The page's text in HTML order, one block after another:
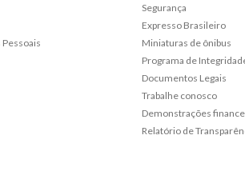
Segurança
Expresso Brasileiro
Miniaturas de ônibus
Programa de
Documentos Legais
Trabalhe conosco
Demonstrações
Relatório de